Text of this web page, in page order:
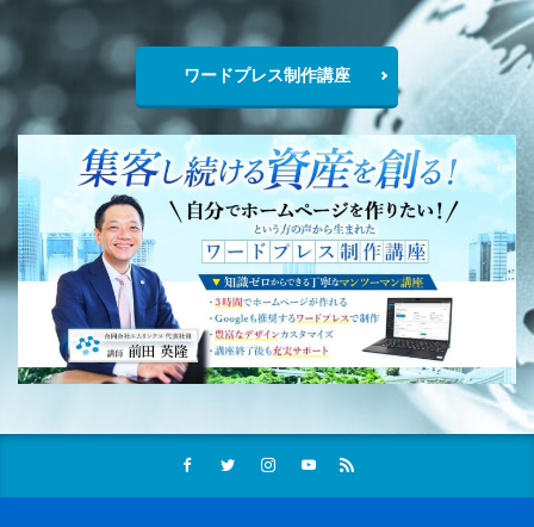
ワードプレス制作講座